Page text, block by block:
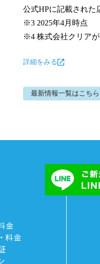
公式HPに記載された
※3 2025年4月時点
※4 株式会社クリア
詳細をみる
最新情報一覧はこちら
金
料金